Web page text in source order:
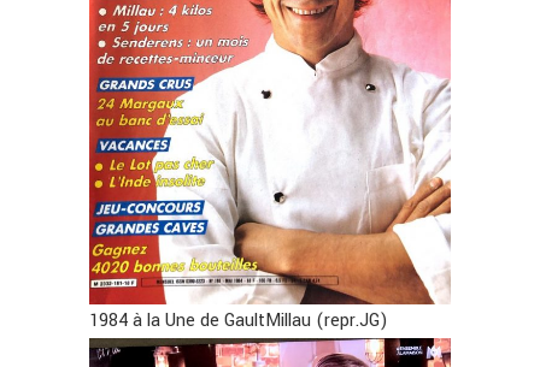
1984 à la Une de GaultMillau (repr.JG)